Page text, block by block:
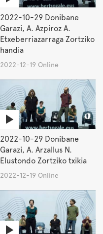
2022-10-29 Donibane
Garazi, A. Azpiroz A.
Etxeberriazarraga Zortziko
handia
2022-12-19 Online
2022-10-29 Donibane
Garazi, A. Arzallus N.
Elustondo Zortziko txikia
2022-12-19 Online